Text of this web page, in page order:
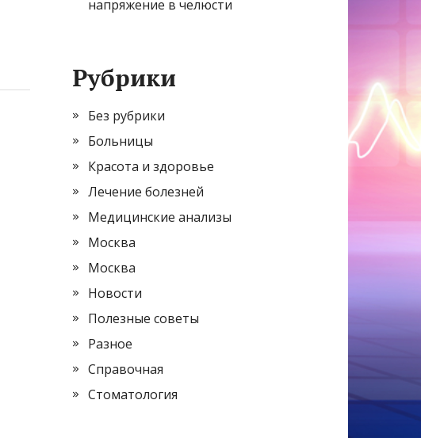
напряжение в челюсти
Рубрики
Без рубрики
Больницы
Красота и здоровье
Лечение болезней
Медицинские анализы
Москва
Москва
Новости
Полезные советы
Разное
Справочная
Стоматология